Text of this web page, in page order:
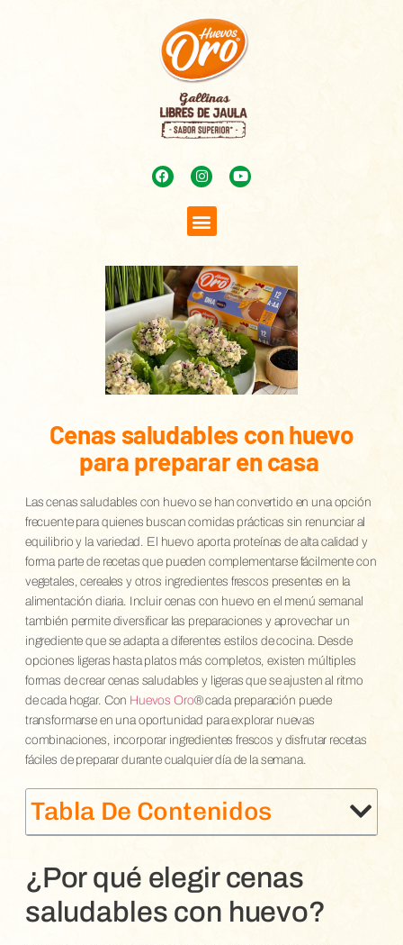
Cenas saludables con huevo
para preparar en casa
Las cenas saludables con huevo se han convertido en una opción
frecuente para quienes buscan comidas prácticas sin renunciar al
equilibrio y la variedad. El huevo aporta proteínas de alta calidad y
forma parte de recetas que pueden complementarse fácilmente con
vegetales, cereales y otros ingredientes frescos presentes en la
alimentación diaria. Incluir cenas con huevo en el menú semanal
también permite diversificar las preparaciones y aprovechar un
ingrediente que se adapta a diferentes estilos de cocina. Desde
opciones ligeras hasta platos más completos, existen múltiples
formas de crear cenas saludables y ligeras que se ajusten al ritmo
de cada hogar. Con Huevos Oro® cada preparación puede
transformarse en una oportunidad para explorar nuevas
combinaciones, incorporar ingredientes frescos y disfrutar recetas
fáciles de preparar durante cualquier día de la semana.
Tabla De Contenidos
¿Por qué elegir cenas
saludables con huevo?